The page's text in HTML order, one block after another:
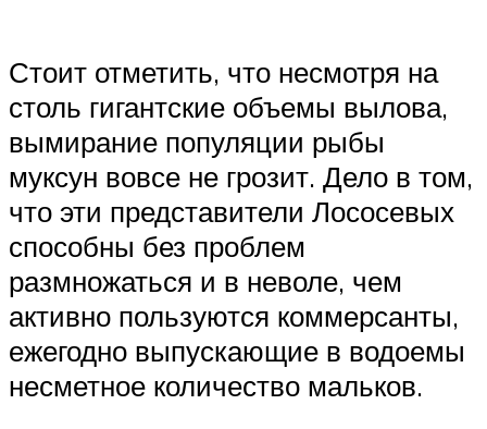
Стоит отметить, что несмотря на
столь гигантские объемы вылова,
вымирание популяции рыбы
муксун вовсе не грозит. Дело в том,
что эти представители Лососевых
способны без проблем
размножаться и в неволе, чем
активно пользуются коммерсанты,
ежегодно выпускающие в водоемы
несметное количество мальков.